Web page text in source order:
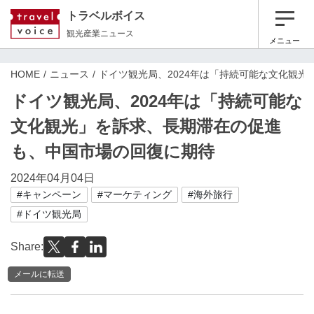
トラベルボイス
観光産業ニュース
メニュー
HOME ニュース ドイツ観光局、2024年は「持続可能な文化観
ドイツ観光局、2024年は「持続可能な
文化観光」を訴求、長期滞在の促進
も、中国市場の回復に期待
2024年04月04日
#キャンペーン #マーケティング
#海外旅行
#ドイツ観光局
Share:
メールに転送